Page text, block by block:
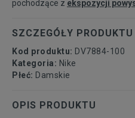
XL
dostępności
XXL
Powiadom o
dostępności
pochodzące z ekspozycji
SZCZEGÓŁY PRODUKTU
Kod produktu: DV7884-100
Kategoria: Nike
Płeć: Damskie
OPIS PRODUKTU